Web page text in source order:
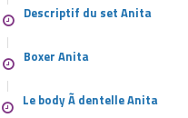
Descriptif du set Anita
Boxer Anita
Le body Ã dentelle Anita